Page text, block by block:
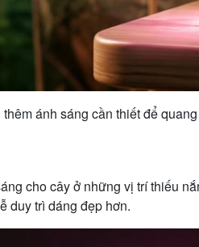
ánh sáng cần thiết để
cho cây ở những vị trí thiếu
duy trì dáng đẹp hơn.